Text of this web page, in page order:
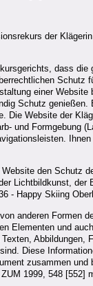
der
dass
einer
Schutz
Die Website der
und Formgebung
Website den Schutz
Lichtbildkunst,
- Happy Skiing
anderen Formen
Elementen und
Diese
zusammen
1999, 548 [552]